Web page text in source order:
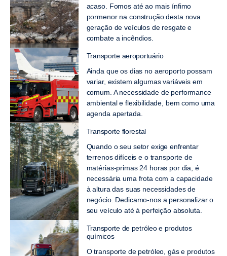
acaso. Fomos até ao mais ínfimo
pormenor na construção desta nova
geração de veículos de resgate e
combate a incêndios.
Transporte aeroportuário
Ainda que os dias no aeroporto possam
variar, existem algumas variáveis em
comum. A necessidade de performance
ambiental e flexibilidade, bem como uma
agenda apertada.
Transporte florestal
Quando o seu setor exige enfrentar
terrenos difíceis e o transporte de
matérias-primas 24 horas por dia, é
necessária uma frota com a capacidade
à altura das suas necessidades de
negócio. Dedicamo-nos a personalizar o
seu veículo até à perfeição absoluta.
Transporte de petróleo e produtos
químicos
O transporte de petróleo, gás e produtos